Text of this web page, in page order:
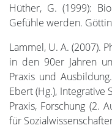
Hüther, G. (1999):
Gefühle werden.
Lammel, U. A. (2007).
in den 90er Jahren
Praxis und
Ebert (Hg.),
Praxis, Forschung (2.
für